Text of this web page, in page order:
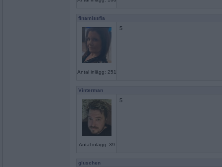
finamissfia
Antal inlägg: 251
5
Vinterman
Antal inlägg: 39
5
gluschen